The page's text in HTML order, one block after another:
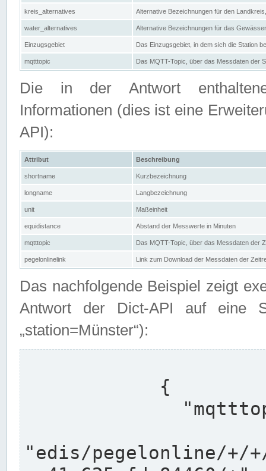
kreis_alternatives Alternative Bezeichnungen für den
water_alternatives Alternative Bezeichnungen für das
Einzugsgebiet Das Einzugsgebiet, in dem sich die Station
mqtttopic Das MQTT-Topic, über das Messdaten der
Die in der Antwort
Informationen (dies ist eine
API):
Attribut Beschreibung
shortname Kurzbezeichnung
longname Langbezeichnung
unit Maßeinheit
equidistance Abstand der Messwerte in Minuten
mqtttopic Das MQTT-Topic, über das Messdaten der
pegelonlinelink Link zum Download der Messdaten der
Das nachfolgende Beispiel zeigt
Antwort der Dict-API auf eine
„station=Münster“):
"edis/pegelonline/+/